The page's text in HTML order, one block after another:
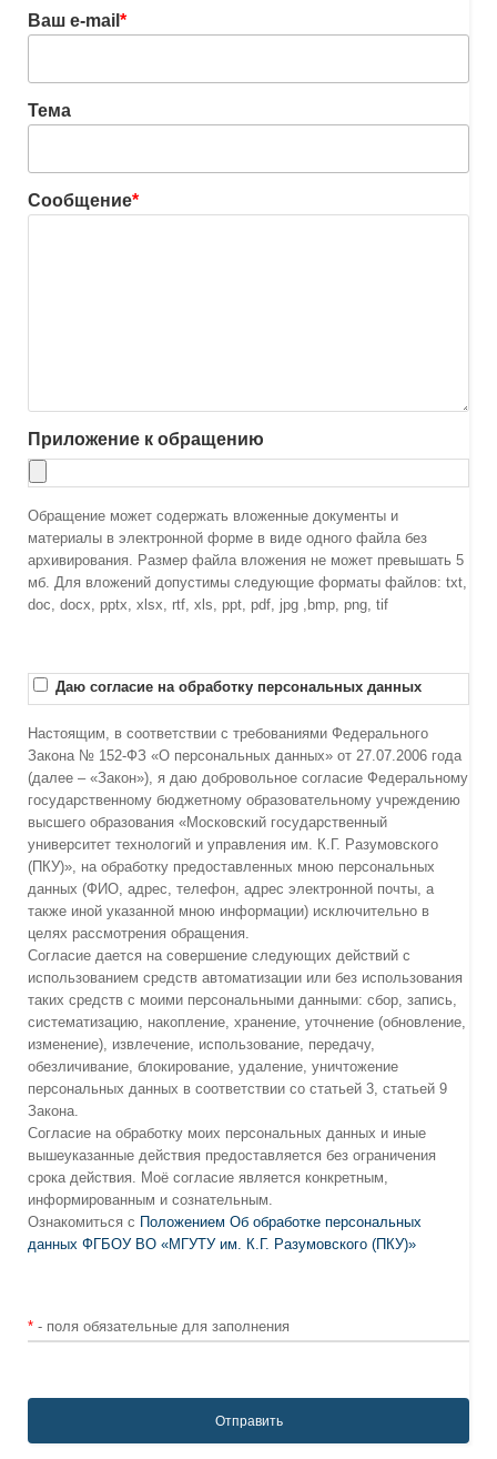
Ваш e-mail *
Тема
Сообщение*
Приложение к обращению
Обращение может содержать вложенные документы и
материалы в электронной форме в виде одного файла без
архивирования. Размер файла вложения не может превышать 5
мб. Для вложений допустимы следующие форматы файлов: txt,
doc, docx, pptx, xlsx, rtf, xls, ppt, pdf, jpg ,bmp, png, tif
Даю согласие на обработку персональных данных
Настоящим, в соответствии с требованиями Федерального
Закона № 152-ФЗ «О персональных данных» от 27.07.2006 года
(далее – «Закон»), я даю добровольное согласие Федеральному
государственному бюджетному образовательному учреждению
высшего образования «Московский государственный
университет технологий и управления им. К.Г. Разумовского
(ПКУ)», на обработку предоставленных мною персональных
данных (ФИО, адрес, телефон, адрес электронной почты, а
также иной указанной мною информации) исключительно в
целях рассмотрения обращения.
Согласие дается на совершение следующих действий с
использованием средств автоматизации или без использования
таких средств с моими персональными данными: сбор, запись,
систематизацию, накопление, хранение, уточнение (обновление,
изменение), извлечение, использование, передачу,
обезличивание, блокирование, удаление, уничтожение
персональных данных в соответствии со статьей 3, статьей 9
Закона.
Согласие на обработку моих персональных данных и иные
вышеуказанные действия предоставляется без ограничения
срока действия. Моё согласие является конкретным,
информированным и сознательным.
Ознакомиться с Положением Об обработке персональных
данных ФГБОУ ВО «МГУТУ им. К.Г. Разумовского (ПКУ)»
* - поля обязательные для заполнения